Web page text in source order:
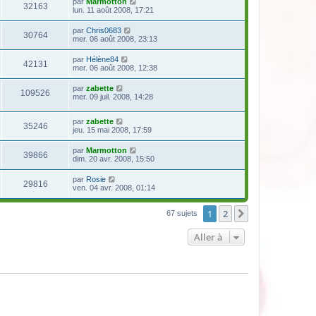
32163
lun. 11 août 2008, 17:21
30764 par Chris0683
mer. 06 août 2008, 23:13
42131 par Hélène84
mer. 06 août 2008, 12:38
109526 par zabette
mer. 09 juil. 2008, 14:28
35246 par zabette
jeu. 15 mai 2008, 17:59
39866 par Marmotton
dim. 20 avr. 2008, 15:50
29816 par Rosie
ven. 04 avr. 2008, 01:14
67 sujets 1 2
Aller à